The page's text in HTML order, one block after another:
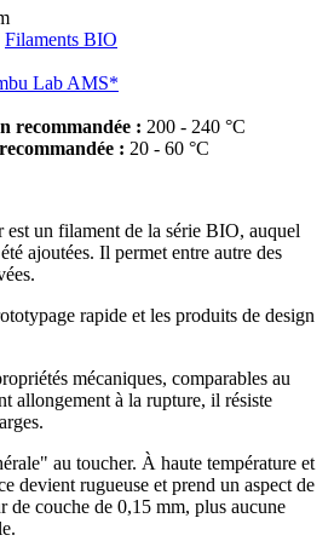
Filaments BIO
Lab AMS*
recommandée : 200 - 240 °C
: 20 - 60 °C
un filament de la série BIO, auquel
ajoutées. Il permet entre autre des
rapide et les produits de design
mécaniques, comparables au
allongement à la rupture, il résiste
au toucher. À haute température et
devient rugueuse et prend un aspect de
de couche de 0,15 mm, plus aucune